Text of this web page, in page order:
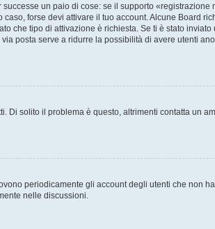
un paio di cose: se il supporto «registrazione
forse devi attivare il tuo account. Alcune Board
che tipo di attivazione è richiesta. Se ti è stato
posta serve a ridurre la possibilità di avere utenti
solito il problema è questo, altrimenti contatta un
periodicamente gli account degli utenti che non
nelle discussioni.